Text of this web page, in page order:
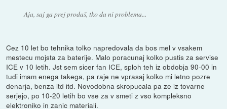
Aja, saj ga prej prodaš, tko da ni problema...
Cez 10 let bo tehnika tolko napredovala da bos mel v vsakem
mestecu mojsta za baterije. Malo poracunaj kolko pustis za servise
ICE v 10 letih. Jst sem sicer fan ICE, sploh teh iz obdobja 90-00 in
tudi imam enega takega, pa raje ne vprasaj kolko mi letno pozre
denarja, benza itd itd. Novodobna skropucala pa ze iz tovarne
serjejo, po 10-20 letih bo vse za v smeti z vso kompleksno
elektroniko in zanic materiali.